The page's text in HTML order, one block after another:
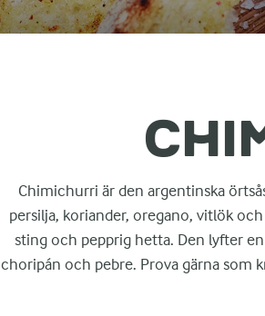
Chimichurri är den argentinska
persilja, koriander, oregano, vitlök
sting och pepprig hetta. Den lyfter
choripán och pebre. Prova gärna som